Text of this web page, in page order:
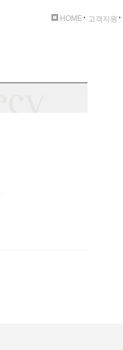
HOME 고객지원